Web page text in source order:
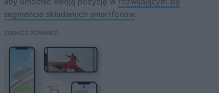
segmencie składanych smartfonów.
ZOBACZ RÓWNIEŻ: